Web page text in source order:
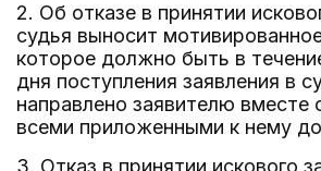
2. Об отказе в принятии
судья выносит
которое должно быть в
дня поступления заявления в
направлено заявителю вместе
всеми приложенными к нему
3. Отказ в принятии искового